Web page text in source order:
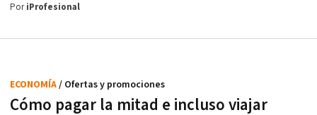
PoriProfesional
Cómo pagar la mitad e incluso viajar
ECONOMÍA/ Ofertas y promociones